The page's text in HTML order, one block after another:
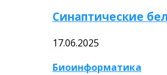
Синаптические
17.06.2025
Биоинформатика